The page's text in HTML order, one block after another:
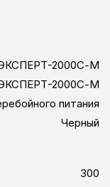
2000С-М
2000С-М
питания
Черный
300